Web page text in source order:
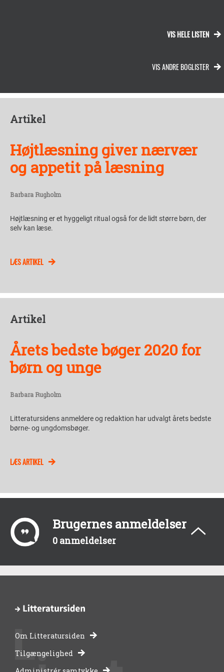
VIS HELE LISTEN
VIS ANDRE BOGLISTER
Artikel
Højtlæsning giver nærvær
og appetit på læsning
Barbara Rugholm
Højtlæsning er et hyggeligt ritual også for de lidt større børn, der
selv kan læse.
LÆS ARTIKEL
Artikel
Årets bedste bøger 2020 for
børn og unge
Barbara Rugholm
Litteratursidens anmeldere og redaktion har udvalgt årets bedste
børne- og ungdomsbøger.
LÆS ARTIKEL
Brugernes anmeldelser
0 anmeldelser
-
Om Litteratursiden
Tilgængelighed